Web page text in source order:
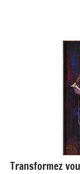
Transformez